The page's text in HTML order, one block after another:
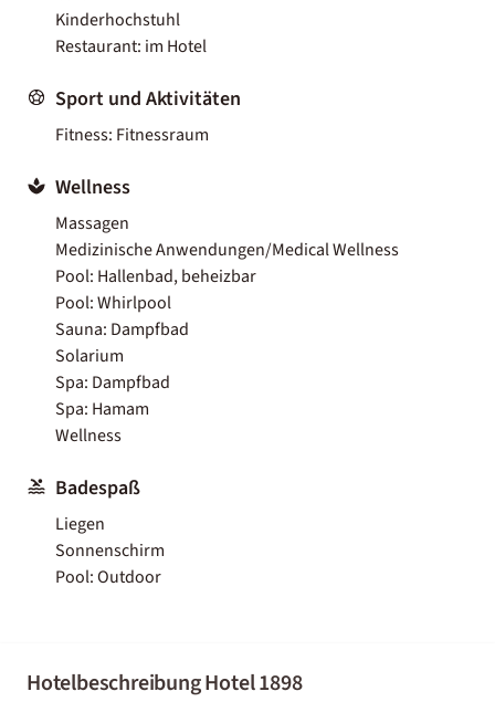
Kinderhochstuhl
Restaurant: im Hotel
Sport und Aktivitäten
Fitness: Fitnessraum
Wellness
Massagen
Medizinische Anwendungen/Medical Wellness
Pool: Hallenbad, beheizbar
Pool: Whirlpool
Sauna: Dampfbad
Solarium
Spa: Dampfbad
Spa: Hamam
Wellness
Badespaß
Liegen
Sonnenschirm
Pool: Outdoor
Hotelbeschreibung Hotel 1898